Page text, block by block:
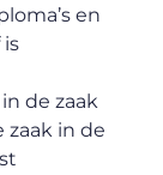
en
de zaak
zaak in de